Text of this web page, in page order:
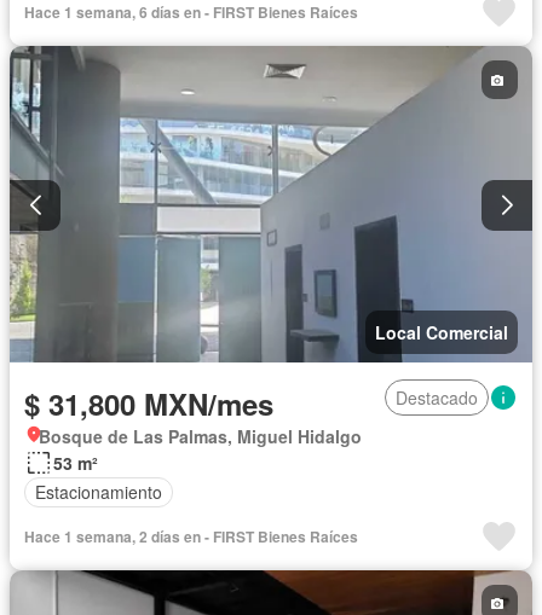
Hace 1 semana, 6 días en - FIRST Bienes Raíces
Local Comercial
$ 31,800 MXN/mes
Destacado
Bosque de Las Palmas, Miguel Hidalgo
53 m²
Estacionamiento
Hace 1 semana, 2 días en - FIRST Bienes Raíces